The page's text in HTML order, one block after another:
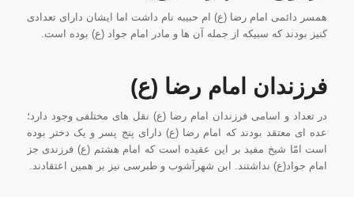
همسر دائمی امام رضا (ع) ام حبیبه نام داشت اما ایشان دارای تعدادی
کنیز بودند که سبیکه از جمله آن ها و مادر امام جواد (ع) بوده است.
فرزندان امام رضا (ع)
در تعداد و اسامی فرزندان امام رضا (ع) نقل های مختلفی وجود دارد؛
عده ای معتقد بودند که امام رضا (ع) دارای پنج پسر و یک دختر بوده
است امّا شیخ مفید بر این عقیده است که امام هشتم (ع) فرزندی جز
امام جواد(ع) نداشتند. ابن شهرآشوب و طبرسى نیز بر همین اعتقادند.